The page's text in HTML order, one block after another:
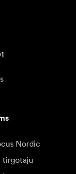
Nordic
tirgotāju